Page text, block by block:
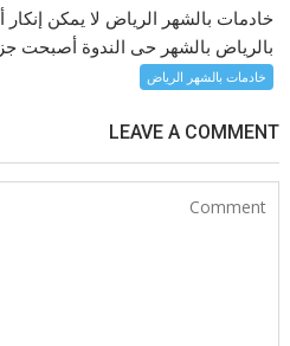
خادمات بالشهر الرياض لا يمكن
بالرياض بالشهر حى الندوة أصبحت
خادمات بالشهر الرياض
LEAVE A COMMENT